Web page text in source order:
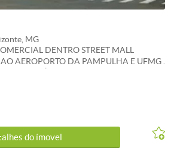
MG
DENTRO STREET MALL
AEROPORTO DA PAMPULHA E UFMG .
01/11/2022 . CARACTERISTICAS:
do ímovel